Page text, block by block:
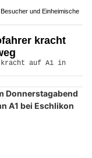
und Einheimische
kracht
Donnerstagabend
A1 bei Eschlikon